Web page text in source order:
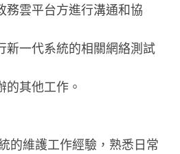
務雲平台方進行溝通和協
新一代系統的相關網絡測試
的其他工作。
的維護工作經驗，熟悉日常